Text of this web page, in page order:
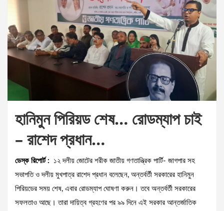
হানিমুন পিরিয়ড শেষ… রোডম্যাপ চাই
– রাশেদ প্রধান…
ডেস্ক রিপোর্ট : ১২ দলীয় জোটের শরীক জাতীয় গণতান্ত্রিক পার্টি- জাগপার সহ
সভাপতি ও দলীয় মুখপাত্র রাশেদ প্রধান বলেছেন, অন্তর্বর্তী সরকারের হানিমুন
পিরিয়ডের সময় শেষ, এবার রোডম্যাপ ঘোষণা করুন। তবে অন্তর্বর্তী সরকারের
সফলতাও আছে। তারা দায়িত্ব গ্রহণের পর ৯৯ দিনে এই সরকার আন্তর্জাতিক